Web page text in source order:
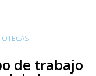
de trabajo